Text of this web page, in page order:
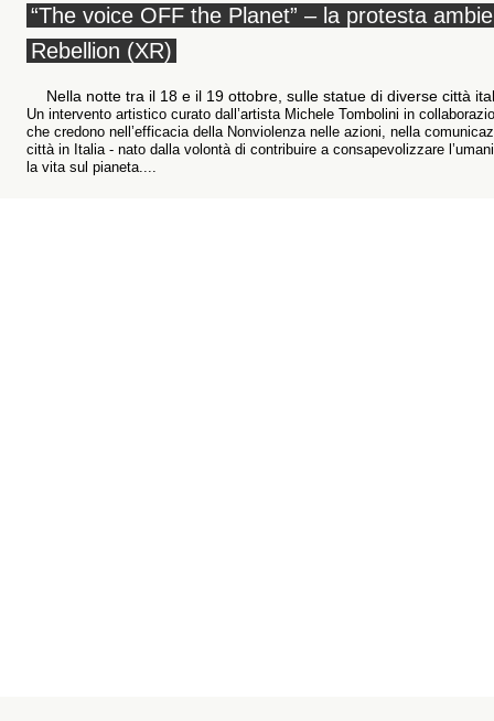
“The voice OFF the Planet” – la protesta
Rebellion (XR)
Nella notte tra il 18 e il 19 ottobre, sulle statue di diverse città
Un intervento artistico curato dall’artista Michele Tombolini in
che credono nell’efficacia della Nonviolenza nelle azioni, nella
città in Italia - nato dalla volontà di contribuire a consapevolizzare
la vita sul pianeta....